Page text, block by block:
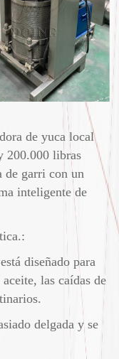
de yuca local
200.000 libras
de garri con un
inteligente de
diseñado para
las caídas de
delgada y se